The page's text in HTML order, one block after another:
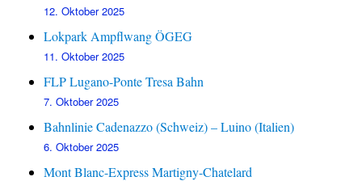
12. Oktober 2025
Lokpark Ampflwang ÖGEG
11. Oktober 2025
FLP Lugano-Ponte Tresa Bahn
7. Oktober 2025
Bahnlinie Cadenazzo (Schweiz) – Luino (Italien)
6. Oktober 2025
Mont Blanc-Express Martigny-Chatelard